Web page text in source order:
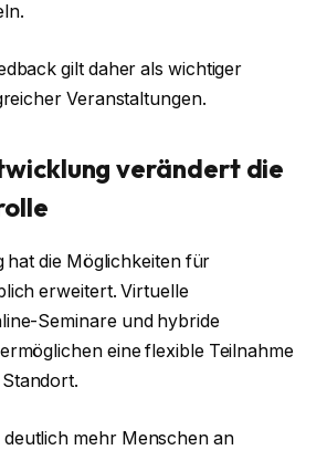
gilt daher als wichtiger
Veranstaltungen.
verändert die
hat die Möglichkeiten für
erweitert. Virtuelle
Seminare und hybride
eine flexible Teilnahme
mehr Menschen an